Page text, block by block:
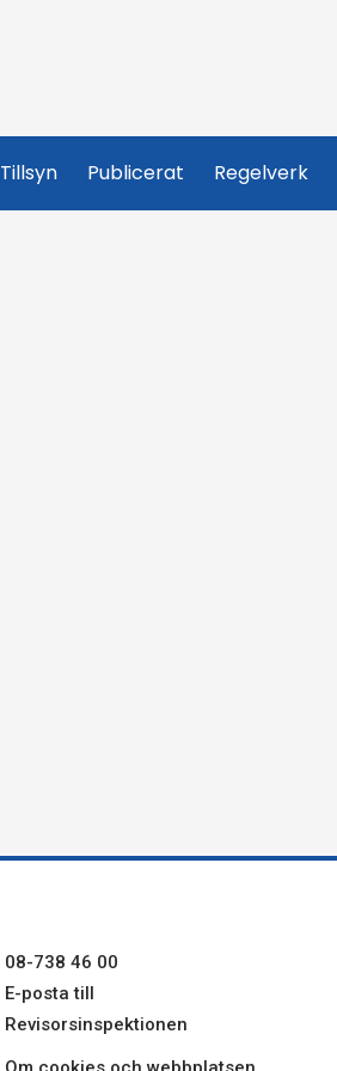
Tillsyn Publicerat Regelverk
08-738 46 00
E-posta till
Revisorsinspektionen